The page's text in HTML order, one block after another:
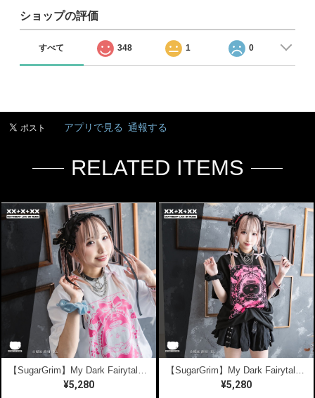
ショップの評価
すべて 348 1 0
アプリで見る 通報する
RELATED ITEMS
¥5,280 ¥5,280